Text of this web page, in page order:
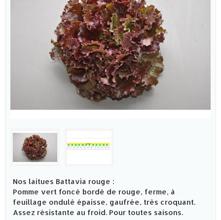
Nos laitues Battavia rouge :
Pomme vert foncé bordé de rouge, ferme, à
feuillage ondulé épaisse, gaufrée, très croquant.
Assez résistante au froid. Pour toutes saisons.